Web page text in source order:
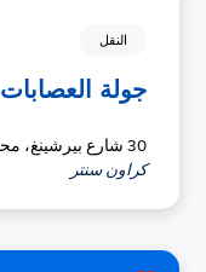
النقل
جولة العصابات
30 شارع بيرشينغ، محطة يونيون، مدخل جناح النقل العام،
كراون سنتر